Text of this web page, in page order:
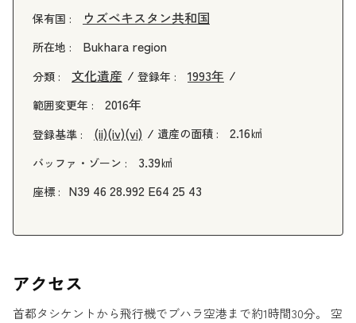
保有国 : ウズベキスタン共和国
所在地 : Bukhara region
分類 : 文化遺産 登録年 : 1993年
範囲変更年 : 2016年
登録基準 : (ii)(iv)(vi) 遺産の面積 : 2.16㎢
バッファ・ゾーン : 3.39㎢
座標 : N39 46 28.992 E64 25 43
アクセス
首都タシケントから飛行機でブハラ空港まで約1時間30分。 空